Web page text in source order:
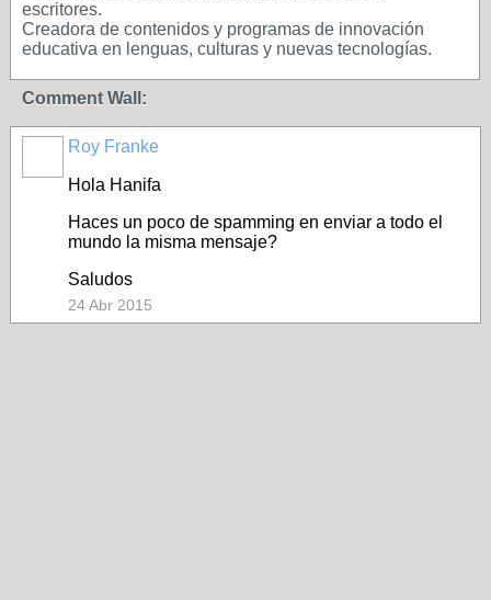
escritores.
Creadora de contenidos y programas de innovación
educativa en lenguas, culturas y nuevas tecnologías.
Comment Wall:
Roy Franke
Hola Hanifa
Haces un poco de spamming en enviar a todo el
mundo la misma mensaje?
Saludos
24 Abr 2015